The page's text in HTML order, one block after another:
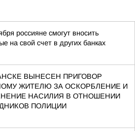
россияне смогут вносить
на свой счет в других банках
ВЫНЕСЕН ПРИГОВОР
ЖИТЕЛЮ ЗА ОСКОРБЛЕНИЕ И
НАСИЛИЯ В ОТНОШЕНИИ
ПОЛИЦИИ